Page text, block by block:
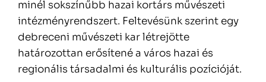
minél sokszínűbb hazai kortárs művészeti
intézményrendszert. Feltevésünk szerint egy
debreceni művészeti kar létrejötte
határozottan erősítené a város hazai és
regionális társadalmi és kulturális pozícióját.